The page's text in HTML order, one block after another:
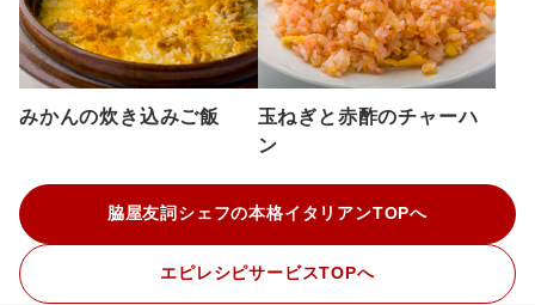
みかんの炊き込みご飯
玉ねぎと赤酢のチャーハ
ン
脇屋友詞シェフの本格イタリアンTOPへ
エピレシピサービスTOPへ